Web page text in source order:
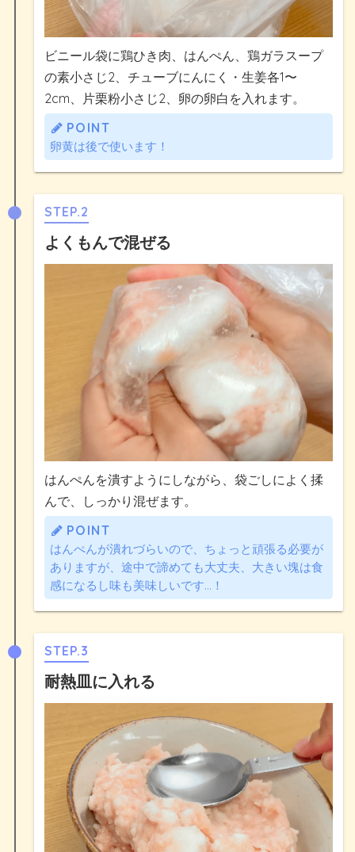
ビニール袋に鶏ひき肉、はんぺん、鶏ガラスープ
の素小さじ2、チューブにんにく・生姜各1〜
2cm、片栗粉小さじ2、卵の卵白を入れます。
POINT
卵黄は後で使います！
STEP.2
よくもんで混ぜる
はんぺんを潰すようにしながら、袋ごしによく揉
んで、しっかり混ぜます。
POINT
はんぺんが潰れづらいので、ちょっと頑張る必要が
ありますが、途中で諦めても大丈夫、大きい塊は食
感になるし味も美味しいです…！
STEP.3
耐熱皿に入れる